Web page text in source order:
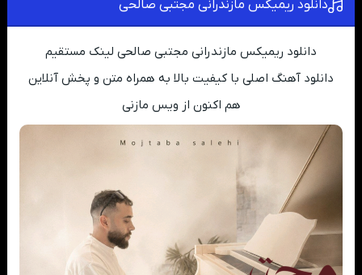
دانلود ریمیکس مازندرانی مجتبی صالحی
دانلود ریمیکس مازندرانی مجتبی صالحی لینک مستقیم
دانلود آهنگ اصلی با کیفیت بالا به همراه متن و پخش آنلاین
هم اکنون از ویس مازنی